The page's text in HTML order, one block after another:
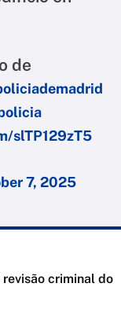
de
slTP129zT5
7, 2025
criminal do